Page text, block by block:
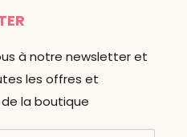
à notre newsletter et
les offres et
la boutique